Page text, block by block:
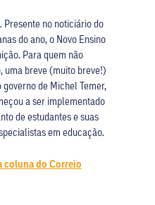
Presente no noticiário do
do ano, o Novo Ensino
Para quem não
uma breve (muito breve!)
de Michel Temer,
a ser implementado
de estudantes e suas
em educação.
coluna do Correio